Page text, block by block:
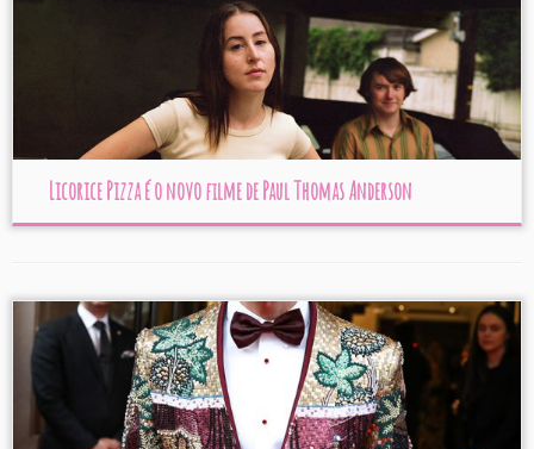
Licorice Pizza é o novo filme de Paul Thomas Anderson